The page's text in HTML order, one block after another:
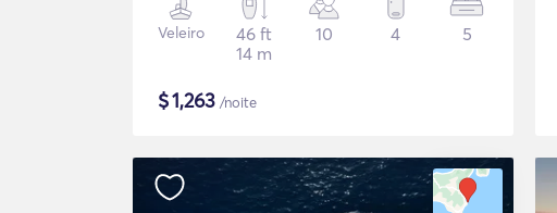
Veleiro
46 ft
14 m
10 4 5
$1,263 /noite